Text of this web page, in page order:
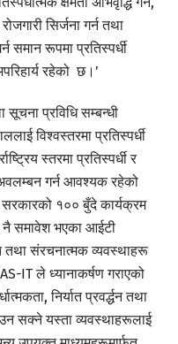
सिर्जना गर्न तथा
समान रूपमा प्रतिस्पर्धी
रहेको छ।’
प्रविधि सम्बन्धी
विश्वस्तरमा प्रतिस्पर्धी
स्तरमा प्रतिस्पर्धी र
गर्न आवश्यक रहेको
१०० बुँदे कार्यक्रम
नै समावेश भएका आईटी
तथा संरचनात्मक व्यवस्थाहरू
IT ले ध्यानाकर्षण गराएको
निर्यात प्रवर्द्धन तथा
सक्ने यस्ता व्यवस्थाहरूलाई